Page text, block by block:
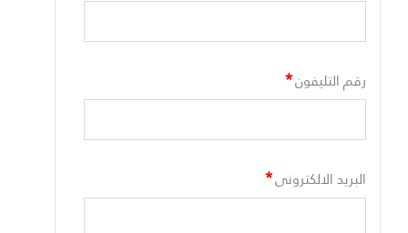
رقم التليفون*
البريد الالكترونى*